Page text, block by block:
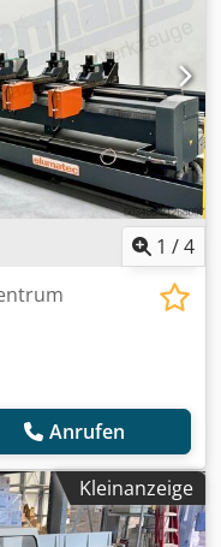
1 /4
Anrufen
Kleinanzeige